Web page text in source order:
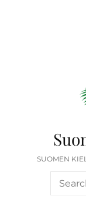
SUOMEN